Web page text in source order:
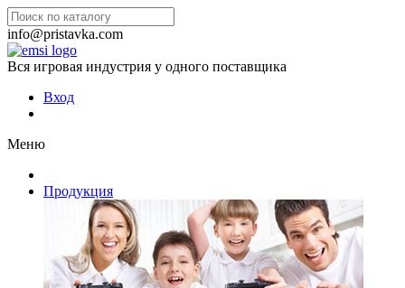
info@pristavka.com
Вся игровая индустрия у одного поставщика
Вход
Меню
Продукция